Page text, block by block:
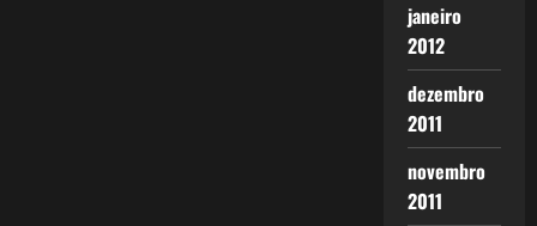
janeiro
2012
dezembro
2011
novembro
2011